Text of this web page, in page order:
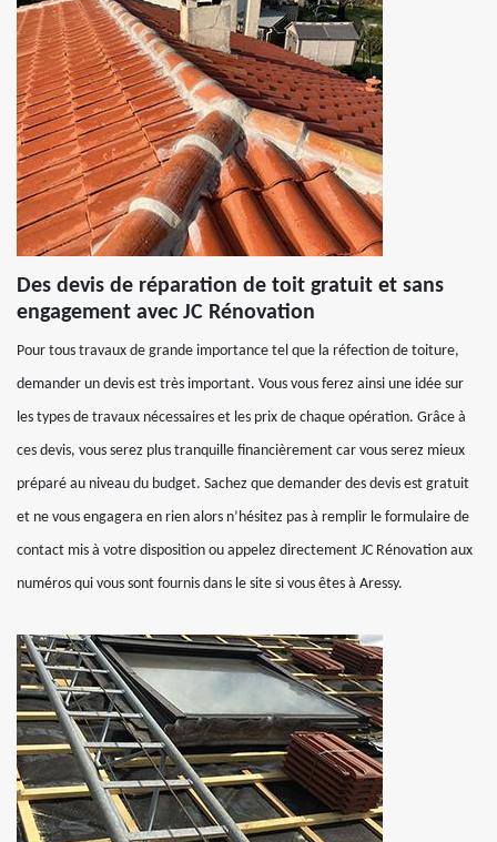
Des devis de réparation de toit gratuit et sans
engagement avec JC Rénovation
Pour tous travaux de grande importance tel que la réfection de toiture,
demander un devis est très important. Vous vous ferez ainsi une idée sur
les types de travaux nécessaires et les prix de chaque opération. Grâce à
ces devis, vous serez plus tranquille financièrement car vous serez mieux
préparé au niveau du budget. Sachez que demander des devis est gratuit
et ne vous engagera en rien alors n’hésitez pas à remplir le formulaire de
contact mis à votre disposition ou appelez directement JC Rénovation aux
numéros qui vous sont fournis dans le site si vous êtes à Aressy.